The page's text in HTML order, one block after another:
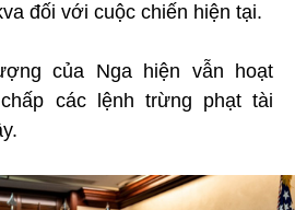
đối với cuộc chiến hiện tại.
của Nga hiện vẫn hoạt
các lệnh trừng phạt tài